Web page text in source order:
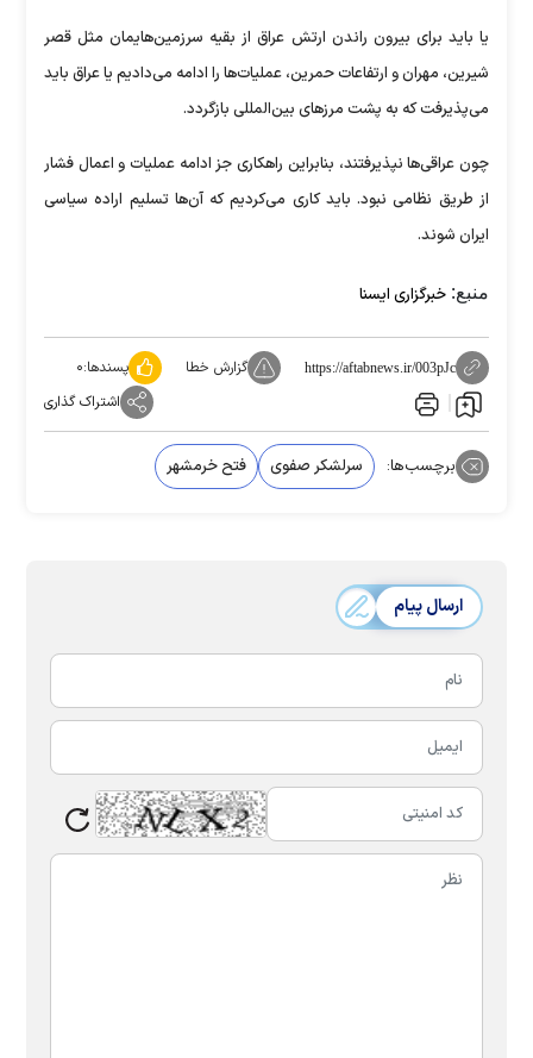
یا باید برای بیرون راندن ارتش عراق از بقیه سرزمین‌هایمان مثل قصر
شیرین، مهران و ارتفاعات حمرین، عملیات‌ها را ادامه می‌دادیم یا عراق باید
می‌پذیرفت که به پشت مرز‌های بین‌المللی بازگردد.
چون عراقی‌ها نپذیرفتند، بنابراین راهکاری جز ادامه عملیات و اعمال فشار
از طریق نظامی نبود. باید کاری می‌کردیم که آن‌ها تسلیم اراده سیاسی
ایران شوند.
منبع: خبرگزاری ایسنا
https://aftabnews.ir/003pJc گزارش خطا پسندها:۰
اشتراک گذاری
برچسب‌ها: سرلشکر صفوی فتح خرمشهر
ارسال پیام